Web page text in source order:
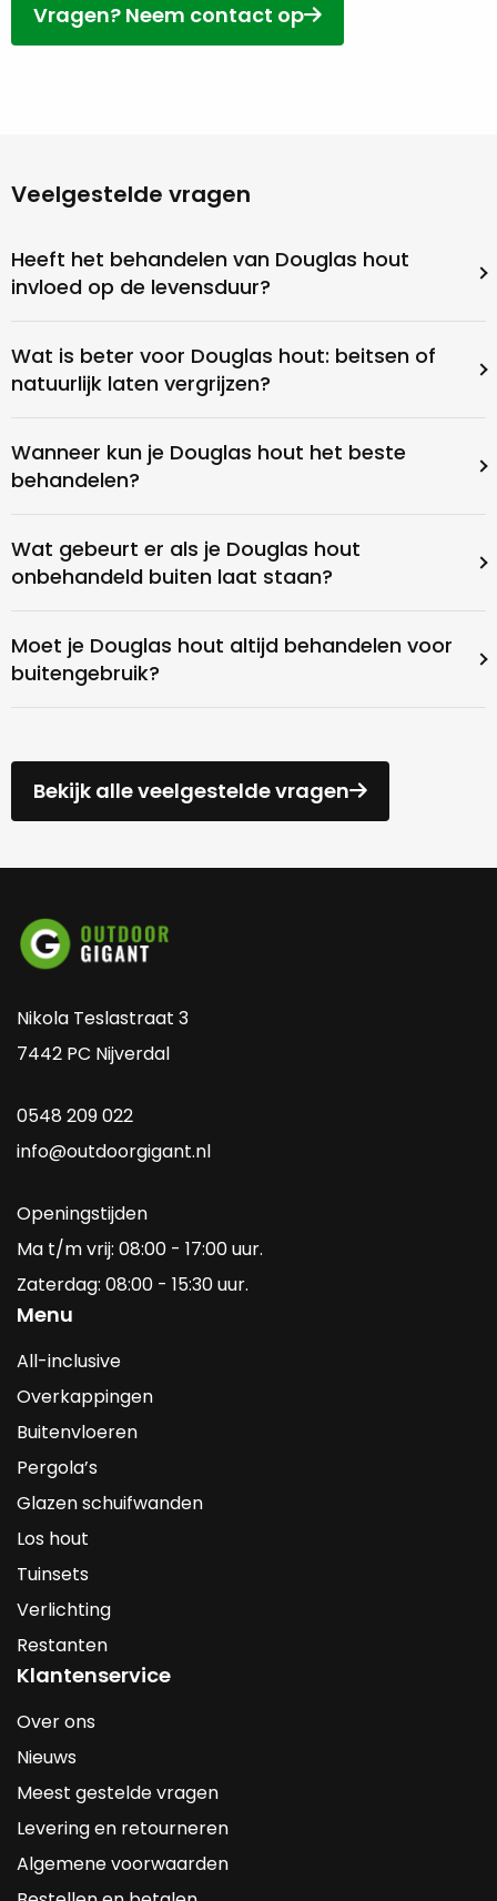
Vragen? Neem contact op
Veelgestelde vragen
Heeft het behandelen van Douglas hout
invloed op de levensduur?
Wat is beter voor Douglas hout: beitsen of
natuurlijk laten vergrijzen?
Wanneer kun je Douglas hout het beste
behandelen?
Wat gebeurt er als je Douglas hout
onbehandeld buiten laat staan?
Moet je Douglas hout altijd behandelen voor
buitengebruik?
Bekijk alle veelgestelde vragen
Nikola Teslastraat 3
7442 PC Nijverdal
0548 209 022
info@outdoorgigant.nl
Openingstijden
Ma t/m vrij: 08:00 - 17:00 uur.
Zaterdag: 08:00 - 15:30 uur.
Menu
All-inclusive
Overkappingen
Buitenvloeren
Pergola’s
Glazen schuifwanden
Los hout
Tuinsets
Verlichting
Restanten
Klantenservice
Over ons
Nieuws
Meest gestelde vragen
Levering en retourneren
Algemene voorwaarden